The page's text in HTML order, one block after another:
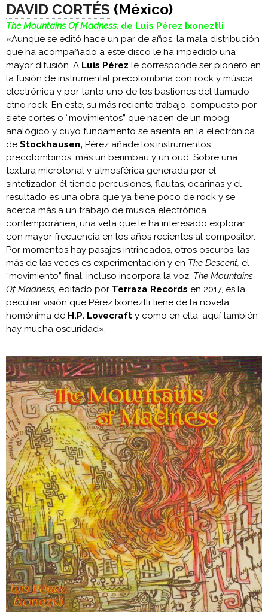
DAVID CORTÉS (México)
The Mountains Of Madness, de Luis Pérez Ixoneztli
«Aunque se editó hace un par de años, la mala distribución
que ha acompañado a este disco le ha impedido una
mayor difusión. A Luis Pérez le corresponde ser pionero en
la fusión de instrumental precolombina con rock y música
electrónica y por tanto uno de los bastiones del llamado
etno rock. En este, su más reciente trabajo, compuesto por
siete cortes o “movimientos” que nacen de un moog
analógico y cuyo fundamento se asienta en la electrónica
de Stockhausen, Pérez añade los instrumentos
precolombinos, más un berimbau y un oud. Sobre una
textura microtonal y atmosférica generada por el
sintetizador, él tiende percusiones, flautas, ocarinas y el
resultado es una obra que ya tiene poco de rock y se
acerca más a un trabajo de música electrónica
contemporánea, una veta que le ha interesado explorar
con mayor frecuencia en los años recientes al compositor.
Por momentos hay pasajes intrincados, otros oscuros, las
más de las veces es experimentación y en The Descent, el
“movimiento” final, incluso incorpora la voz. The Mountains
Of Madness, editado por Terraza Records en 2017, es la
peculiar visión que Pérez Ixoneztli tiene de la novela
homónima de H.P. Lovecraft y como en ella, aquí también
hay mucha oscuridad».